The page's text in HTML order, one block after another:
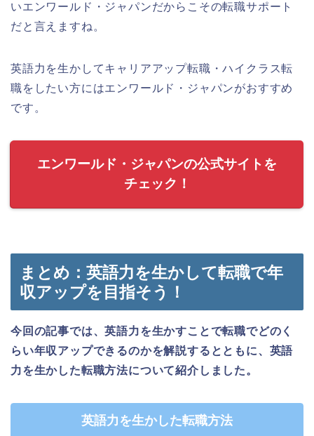
いエンワールド・ジャパンだからこその転職サポート
だと言えますね。
英語力を生かしてキャリアアップ転職・ハイクラス転
職をしたい方にはエンワールド・ジャパンがおすすめ
です。
エンワールド・ジャパンの公式サイトを
チェック！
まとめ：英語力を生かして転職で年
収アップを目指そう！
今回の記事では、英語力を生かすことで転職でどのく
らい年収アップできるのかを解説するとともに、英語
力を生かした転職方法について紹介しました。
英語力を生かした転職方法